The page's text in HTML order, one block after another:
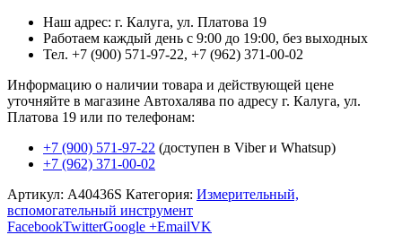
Наш адрес: г. Калуга, ул. Платова 19
Работаем каждый день с 9:00 до 19:00, без выходных
Тел. +7 (900) 571-97-22, +7 (962) 371-00-02
Информацию о наличии товара и действующей цене
уточняйте в магазине Автохалява по адресу г. Калуга, ул.
Платова 19 или по телефонам:
+7 (900) 571-97-22 (доступен в Viber и Whatsup)
+7 (962) 371-00-02
Артикул: A40436S Категория: Измерительный,
вспомогательный инструмент
FacebookTwitterGoogle +EmailVK